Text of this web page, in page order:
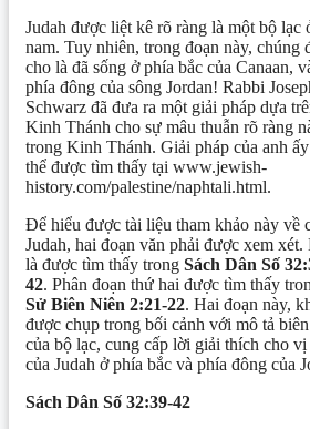
Judah được liệt kê rõ ràng là một bộ lạc
nam. Tuy nhiên, trong đoạn này, chúng
cho là đã sống ở phía bắc của Canaan,
phía đông của sông Jordan! Rabbi
Schwarz đã đưa ra một giải pháp dựa
Kinh Thánh cho sự mâu thuẫn rõ ràng
trong Kinh Thánh. Giải pháp của anh
thể được tìm thấy tại www.jewish-
history.com/palestine/naphtali.html.
Để hiểu được tài liệu tham khảo này về
Judah, hai đoạn văn phải được xem xét.
là được tìm thấy trong Sách Dân Số
42. Phân đoạn thứ hai được tìm thấy
Sử Biên Niên 2:21-22. Hai đoạn này,
được chụp trong bối cảnh với mô tả
của bộ lạc, cung cấp lời giải thích cho
của Judah ở phía bắc và phía đông của
Sách Dân Số 32:39-42